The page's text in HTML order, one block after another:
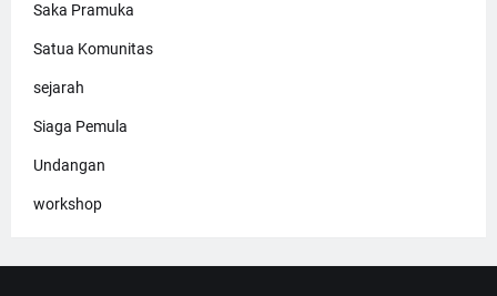
Saka Pramuka
Satua Komunitas
sejarah
Siaga Pemula
Undangan
workshop